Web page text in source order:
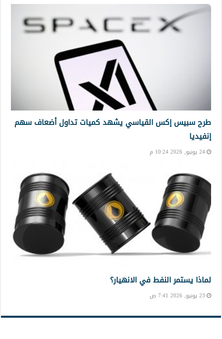
طرح سبيس إكس القياسي يشهد كميات تداول أضعاف سهم
إنفيديا
24 يونيو, 2026 10:24 م
لماذا يستمر النفط في الانهيار؟
23 يونيو, 2026 7:41 ص